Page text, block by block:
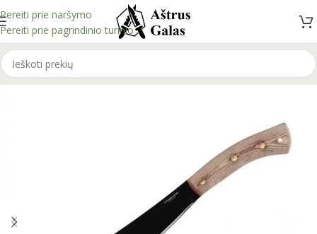
Pereiti prie naršymo
Pereiti prie pagrindinio turinio